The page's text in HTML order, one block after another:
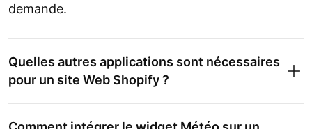
demande.
Quelles autres applications sont nécessaires
pour un site Web Shopify ?